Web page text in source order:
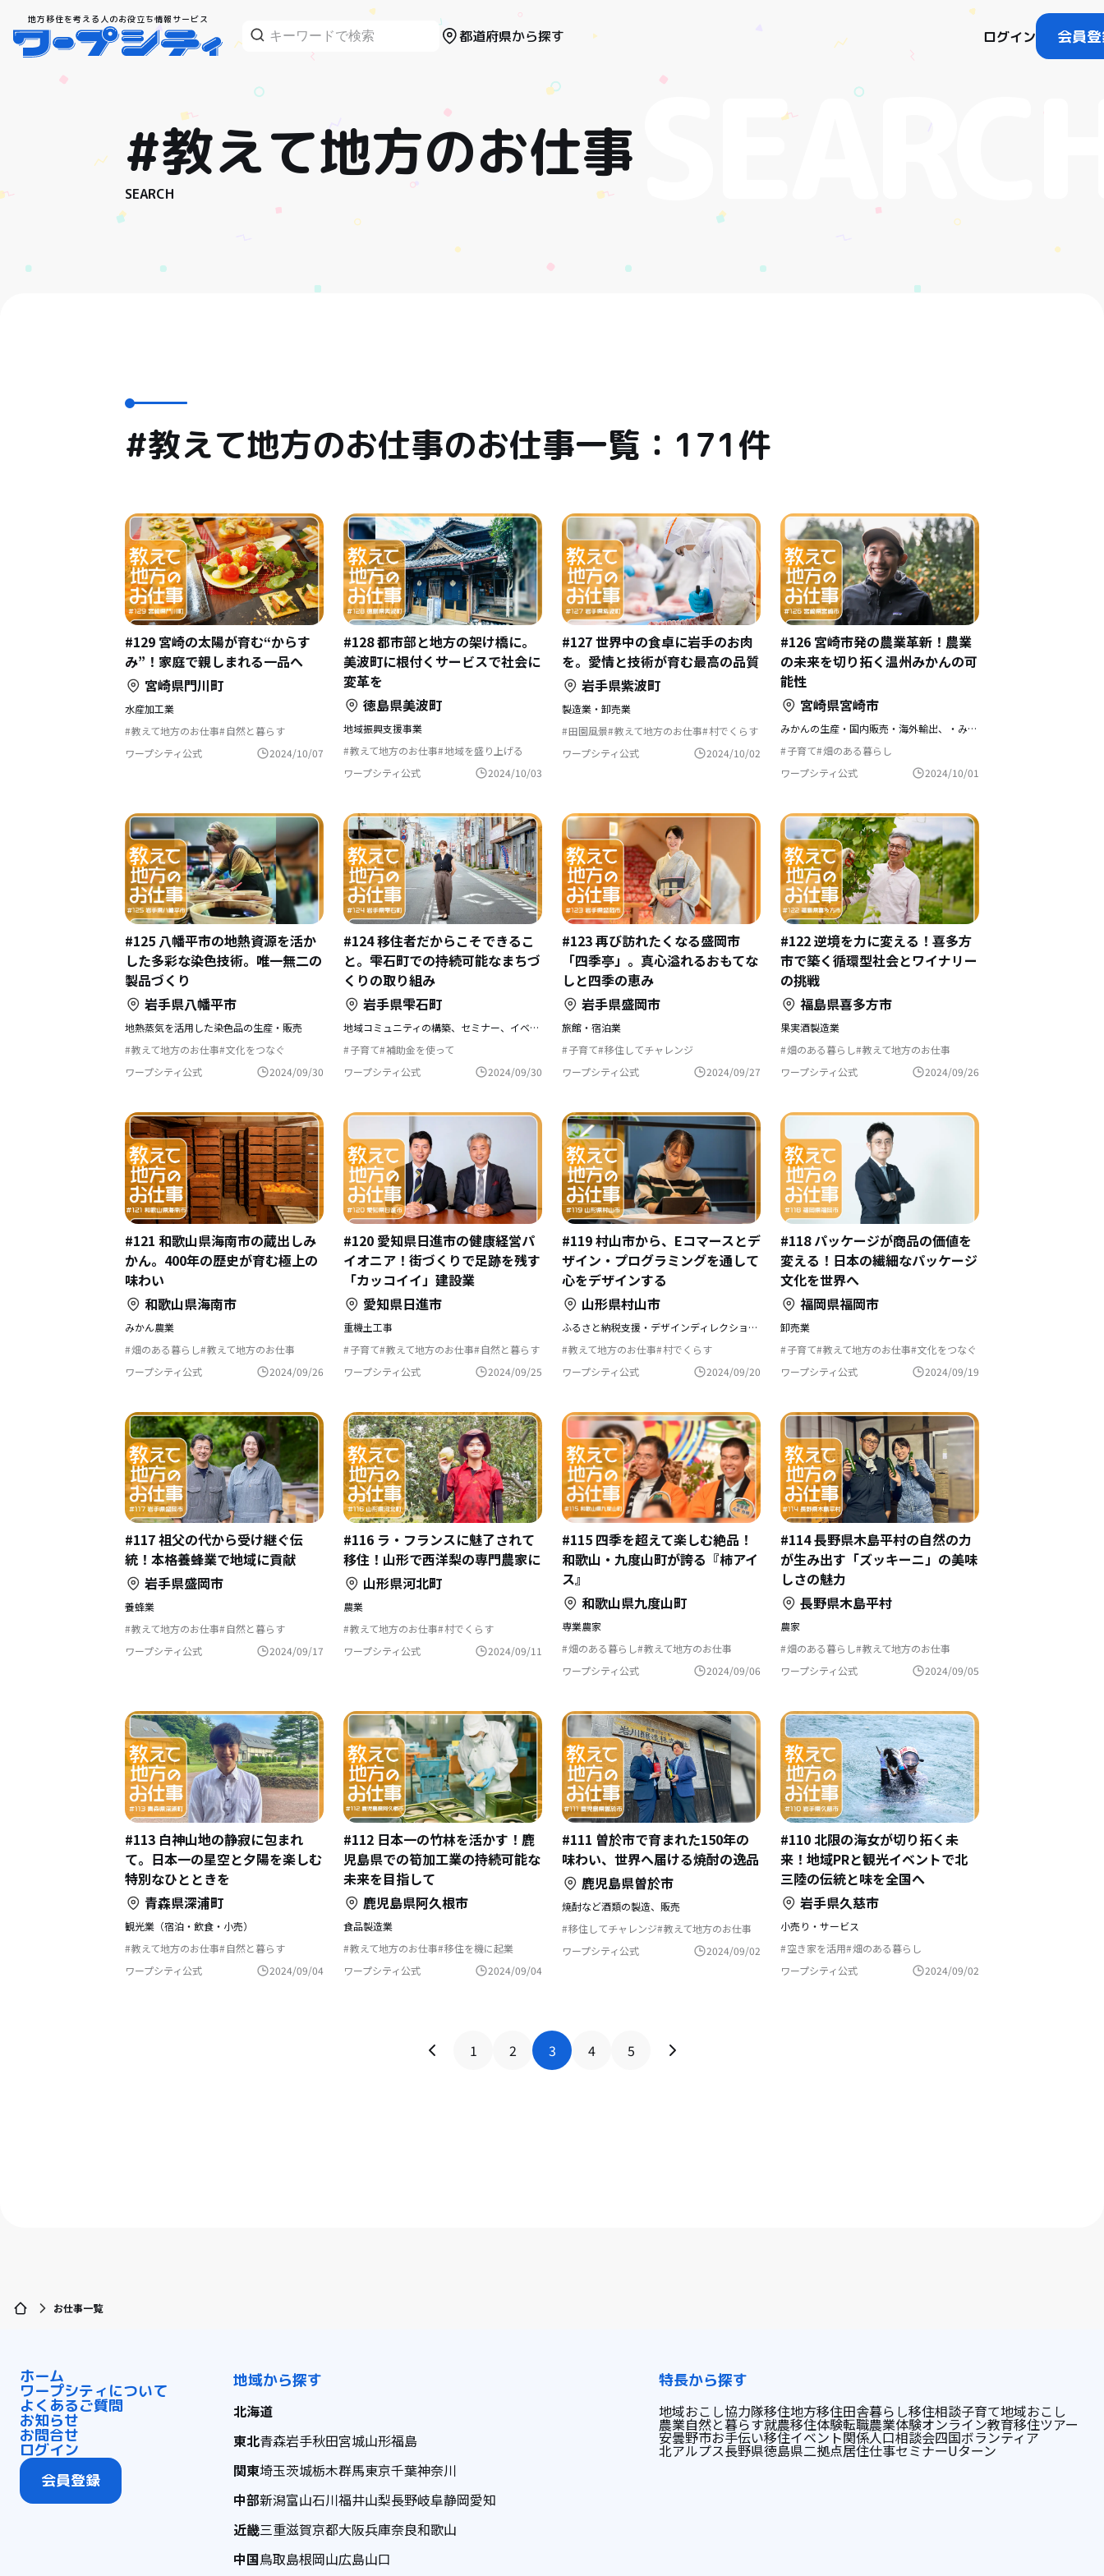
地方移住を考える人のお役立ち情報サービス
都道府県から探す ログイン 会員
#教えて地方のお仕事
SEARCH
#教えて地方のお仕事のお仕事一覧：171件
#129 宮崎の太陽が育む“からす
み”！家庭で親しまれる一品へ
宮崎県門川町
水産加工業
教えて地方のお仕事 自然と暮らす
移住を機に起業
ワープシティ公式
2024/10/07
#128 都市部と地方の架け橋に。
美波町に根付くサービスで社会に
変革を
徳島県美波町
地域振興支援事業
教えて地方のお仕事 地域を盛り上げる
島暮らし
ワープシティ公式
2024/10/03
#127 世界中の食卓に岩手のお肉
を。愛情と技術が育む最高の品質
岩手県紫波町
製造業・卸売業
田園風景 教えて地方のお仕事 村でくらす
文化をつなぐ 自然と暮らす
生産者として生きる 農業の仕事
ワープシティ公式 2024/10/02
#126 宮崎市発の農業革新！農業
の未来を切り拓く温州みかんの可
能性
宮崎県宮崎市
みかんの生産・国内販売・海外輸出、・みかん（加工食）卸事業
子育て 畑のある暮らし
教えて地方のお仕事 文化をつなぐ
自然と暮らす 農業の仕事 田舎暮らし
島暮らし
ワープシティ公式 2024/10/01
#125 八幡平市の地熱資源を活か
した多彩な染色技術。唯一無二の
製品づくり
岩手県八幡平市
地熱蒸気を活用した染色品の生産・販売
教えて地方のお仕事 文化をつなぐ
自然と暮らす 田舎暮らし 後継者の仕事
地方移住 歴史をつむぐ アートな暮らし
結婚を機に移住
ワープシティ公式 2024/09/30
#124 移住者だからこそできるこ
と。雫石町での持続可能なまちづ
くりの取り組み
岩手県雫石町
地域コミュニティの構築、セミナー、イベント開催、施設管理など
子育て 補助金を使って
教えて地方のお仕事
地域おこし 農業の仕事 田舎暮らし
夢の暮らし 地域おこし協力隊 まちづくり
ワープシティ公式 2024/09/30
#123 再び訪れたくなる盛岡市
「四季亭」。真心溢れるおもてな
しと四季の恵み
岩手県盛岡市
旅館・宿泊業
子育て 移住してチャレンジ
教えて地方のお仕事 村でくらす
自然と暮らす 田舎暮らし 温泉の近く
ワープシティ公式 2024/09/27
#122 逆境を力に変える！喜多方
市で築く循環型社会とワイナリー
の挑戦
福島県喜多方市
果実酒製造業
畑のある暮らし 教えて地方のお仕事
農業の仕事 田舎暮らし 島暮らし
地域を活性化
ワープシティ公式 2024/09/26
#121 和歌山県海南市の蔵出しみ
かん。400年の歴史が育む極上の
味わい
和歌山県海南市
みかん農業
畑のある暮らし 教えて地方のお仕事
文化をつなぐ Uターン 自然と暮らす
農業の仕事 後継者の仕事 歴史をつむぐ
ワープシティ公式 2024/09/26
#120 愛知県日進市の健康経営パ
イオニア！街づくりで足跡を残す
「カッコイイ」建設業
愛知県日進市
重機土工事
子育て 教えて地方のお仕事 自然と暮らす
移住を機に起業 農業の仕事
スポーツで豊かに 遊び場が近い
ワープシティ公式 2024/09/25
#119 村山市から、Eコマースとデ
ザイン・プログラミングを通して
心をデザインする
山形県村山市
ふるさと納税支援・デザインディレクション・デジタル推進
教えて地方のお仕事 村でくらす
文化をつなぐ 自然と暮らす
生産者として生きる 農業の仕事
歴史をつむぐ ふるさとで暮らす
ワープシティ公式 2024/09/20
#118 パッケージが商品の価値を
変える！日本の繊細なパッケージ
文化を世界へ
福岡県福岡市
卸売業
子育て 教えて地方のお仕事 文化をつなぐ
コンパクトな暮らし 自然と暮らす
生産者として生きる 田舎暮らし 島暮らし
ワープシティ公式 2024/09/19
#117 祖父の代から受け継ぐ伝
統！本格養蜂業で地域に貢献
岩手県盛岡市
養蜂業
教えて地方のお仕事 自然と暮らす
歴史をつむぐ
ワープシティ公式
2024/09/17
#116 ラ・フランスに魅了されて
移住！山形で西洋梨の専門農家に
山形県河北町
農業
教えて地方のお仕事 村でくらす
コンパクトな暮らし 自然と暮らす
生産者として生きる 農業の仕事
ワープシティ公式 2024/09/11
#115 四季を超えて楽しむ絶品！
和歌山・九度山町が誇る『柿アイ
ス』
和歌山県九度山町
専業農家
畑のある暮らし 教えて地方のお仕事
村でくらす 新規就農の仕事 自然と暮らす
移住を機に起業 田舎暮らし
ふるさとで暮らす
ワープシティ公式 2024/09/06
#114 長野県木島平村の自然の力
が生み出す「ズッキーニ」の美味
しさの魅力
長野県木島平村
農家
畑のある暮らし 教えて地方のお仕事
村でくらす 自然と暮らす
生産者として生きる 農業の仕事
田舎暮らし 島暮らし
ワープシティ公式 2024/09/05
#113 白神山地の静寂に包まれ
て。日本一の星空と夕陽を楽しむ
特別なひとときを
青森県深浦町
観光業（宿泊・飲食・小売）
教えて地方のお仕事 自然と暮らす
農業の仕事
漁師の仕事
ワープシティ公式
2024/09/04
#112 日本一の竹林を活かす！鹿
児島県での筍加工業の持続可能な
未来を目指して
鹿児島県阿久根市
食品製造業
教えて地方のお仕事 移住を機に起業
後継者の仕事 歴史をつむぐ
ふるさとで暮らす 温泉の近く
ワープシティ公式 2024/09/04
#111 曽於市で育まれた150年の
味わい、世界へ届ける焼酎の逸品
鹿児島県曽於市
焼酎など酒類の製造、販売
移住してチャレンジ 教えて地方のお仕事
自然と暮らす ふるさとで暮らす
島暮らし
ワープシティ公式
2024/09/02
#110 北限の海女が切り拓く未
来！地域PRと観光イベントで北
三陸の伝統と味を全国へ
岩手県久慈市
小売り・サービス
空き家を活用 畑のある暮らし
二足のわらじ 教えて地方のお仕事
文化をつなぐ 自然と暮らす 地域おこし
地域おこし協力隊 ふるさとで暮らす
ワープシティ公式 2024/09/02
1 2 3 4 5
お仕事一覧
ホーム
ワープシティについて
よくあるご質問
お知らせ
お問合せ
ログイン
会員登録
地域から探す
北海道
東北青森岩手秋田宮城山形福島
関東埼玉茨城栃木群馬東京千葉神奈川
中部新潟富山石川福井山梨長野岐阜静岡愛知
近畿三重滋賀京都大阪兵庫奈良和歌山
中国鳥取島根岡山広島山口
特長から探す
地域おこし協力隊移住地方移住田舎暮らし移住相談子育て地域おこし
農業自然と暮らす就農移住体験転職農業体験オンライン教育移住ツアー
安曇野市お手伝い移住イベント関係人口相談会四国ボランティア
北アルプス長野県徳島県二拠点居住仕事セミナーUターン